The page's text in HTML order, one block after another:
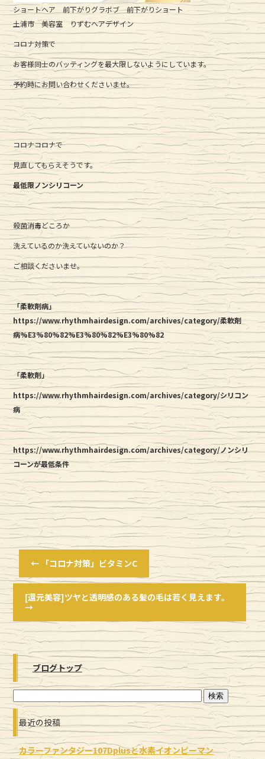
ショートヘア 前下がりグラボブ 前下がりショート
土浦市 美容室 りずむヘアデザイン
コロナ対策で
お客様同士のバッティングを最大限しないようにしています。
予約時にお問い合わせくださいませ。
コロナコロナで
見直してもらえそうです。
最低限ノンシリコーン
殺菌消毒どころか
洗えているのか洗えていないのか？
ご相談くださいませ。
「柔軟剤病」
https://www.rhythmhairdesign.com/archives/category/柔軟剤
病%E3%80%82%E3%80%82%E3%80%82
「柔軟剤」
https://www.rhythmhairdesign.com/archives/category/シリコン
病
https://www.rhythmhairdesign.com/archives/category/ノンシリ
コーンが最低条件
← 「コロナ対策」ビタミンC
[還元美容]ツヤと透明感のある髪の毛は若く見えます。
→
ブログトップ
最近の投稿
カラーファンタジー107Dplusと水素イオンピーマン